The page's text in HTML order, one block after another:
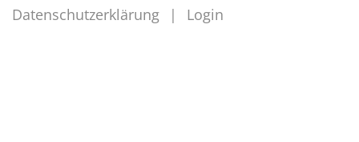
Datenschutzerklärung
Login